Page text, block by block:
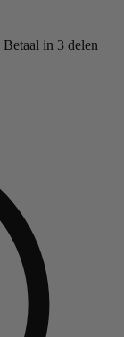
Betaal in 3 delen